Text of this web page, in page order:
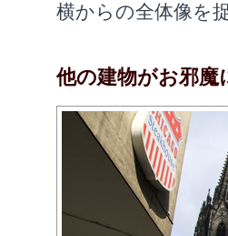
横からの全体像を
他の建物がお邪